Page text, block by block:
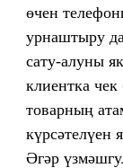
өчен
урнаштыру
сату-алуны
клиентка
товарның
күрсәтелүен
Әгәр